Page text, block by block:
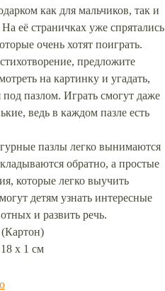
как для мальчиков, так и
На её страничках уже спрятались
очень хотят поиграть.
предложите
на картинку и угадать,
под пазлом. Играть смогут даже
ведь в каждом пазле есть
пазлы легко вынимаются
обратно, а простые
которые легко выучить
детям узнать интересные
и развить речь.
х 1 см